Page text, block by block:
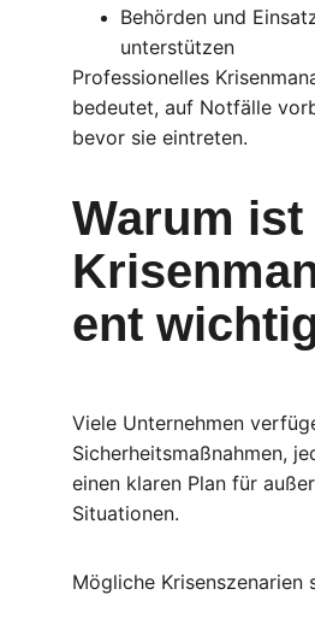
Behörden und
unterstützen
Professionelles
bedeutet, auf Notfälle
bevor sie eintreten.
Warum ist
ent
Viele Unternehmen
Sicherheitsmaßnahmen,
einen klaren Plan für
Situationen.
Mögliche Krisenszenarien